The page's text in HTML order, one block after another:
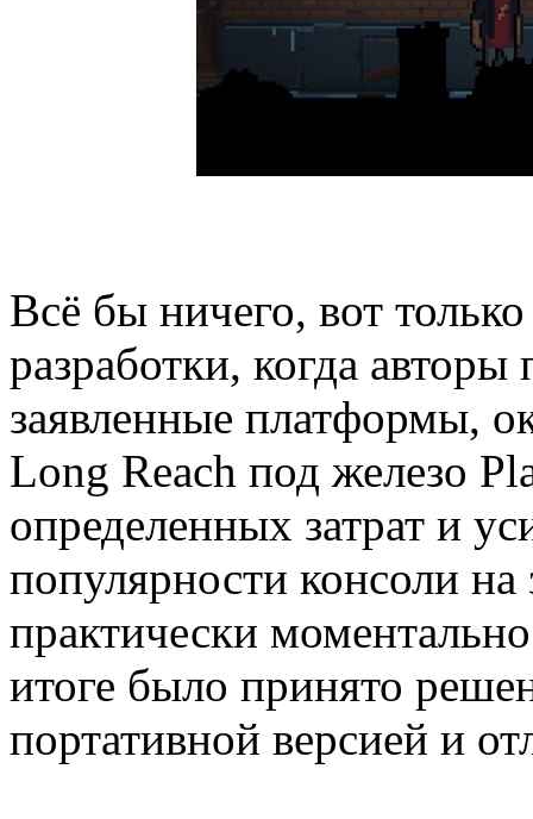
Всё бы ничего, вот
разработки, когда
заявленные платформы,
Long Reach под железо
определенных затрат и
популярности консоли
практически
итоге было принято
портативной версией и